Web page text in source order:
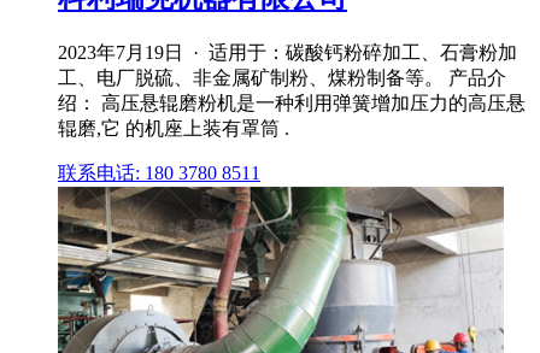
2023年7月19日 · 适用于：碳酸钙粉碎加工、石膏粉加
工、电厂脱硫、非金属矿制粉、煤粉制备等。 产品介
绍： 高压悬辊磨粉机是一种利用弹簧增加压力的高压悬
辊磨,它 的机座上装有罩筒 .
联系电话: 180 3780 8511